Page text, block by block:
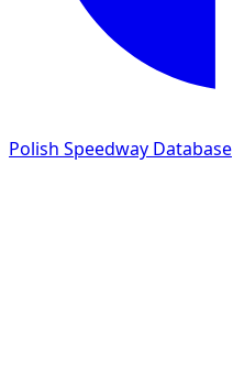
Polish Speedway Database